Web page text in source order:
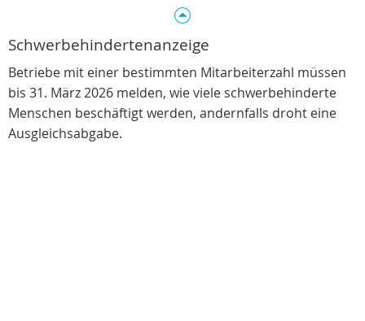
Schwerbehindertenanzeige
Betriebe mit einer bestimmten Mitarbeiterzahl müssen
bis 31. März 2026 melden, wie viele schwerbehinderte
Menschen beschäftigt werden, andernfalls droht eine
Ausgleichsabgabe.